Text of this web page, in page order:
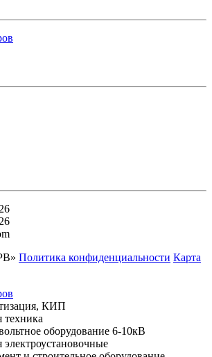
Политика конфиденциальности Карта
КИП
техника
оборудование 6-10кВ
электроустановочные